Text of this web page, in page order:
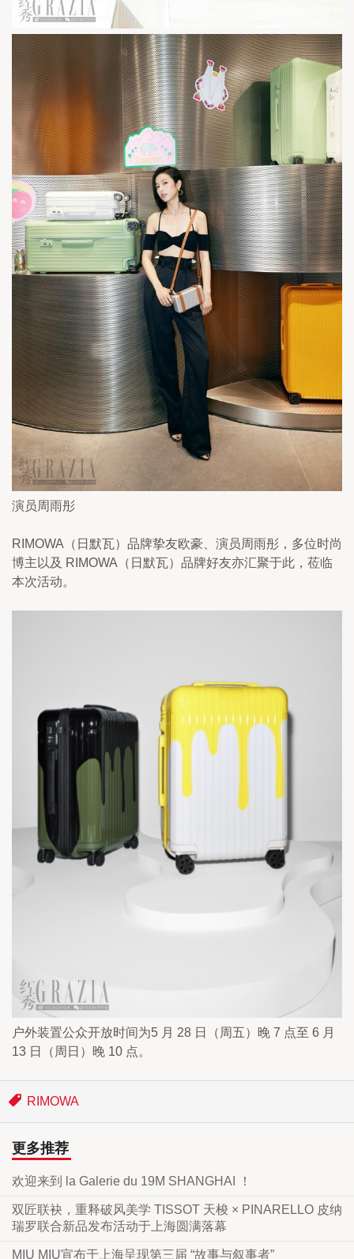
演员周雨彤
RIMOWA（日默瓦）品牌挚友欧豪、演员周雨彤，多位时尚
博主以及 RIMOWA（日默瓦）品牌好友亦汇聚于此，莅临
本次活动。
户外装置公众开放时间为5 月 28 日（周五）晚 7 点至 6 月
13 日（周日）晚 10 点。
RIMOWA
更多推荐
欢迎来到 la Galerie du 19M SHANGHAI ！
双匠联袂，重释破风美学 TISSOT 天梭 × PINARELLO 皮纳
瑞罗联合新品发布活动于上海圆满落幕
MIU MIU宣布于上海呈现第三届 “故事与叙事者”